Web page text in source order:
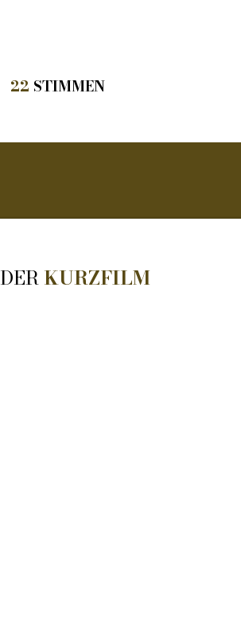
22 STIMMEN
DERKURZFILM